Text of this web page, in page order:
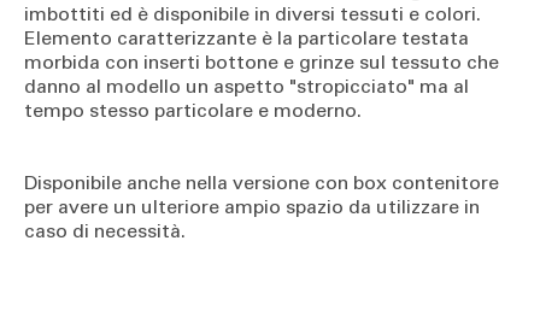
imbottiti ed è disponibile in diversi tessuti e colori.
Elemento caratterizzante è la particolare testata
morbida con inserti bottone e grinze sul tessuto che
danno al modello un aspetto "stropicciato" ma al
tempo stesso particolare e moderno.
Disponibile anche nella versione con box contenitore
per avere un ulteriore ampio spazio da utilizzare in
caso di necessità.